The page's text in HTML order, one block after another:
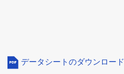
データシートのダウンロード